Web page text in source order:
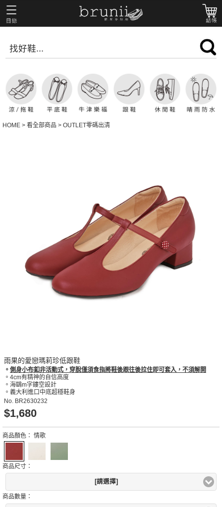
HOME > 看全部商品 > OUTLET零碼出清
雨果的愛戀瑪莉珍低跟鞋
。 側身小布釦非活動式，穿脫僅須食指將鞋後跟往後拉住即可套入，不須解開
。4cm有精神的自信高度
。海鷗m字鏤空設計
。義大利進口中底超穩鞋身
No. BR2630232
$1,680
商品顏色： 情歌
商品尺寸：
[請選擇]
商品數量：